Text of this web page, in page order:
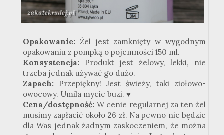
Opakowanie: Żel jest zamknięty w wygodnym
opakowaniu z pompką o pojemności 150 ml.
Konsystencja: Produkt jest żelowy, lekki, nie
trzeba jednak używać go dużo.
Zapach: Przepiękny! Jest świeży, taki ziołowo-
owocowy. Umila mycie buzi. ♥
Cena/dostępność: W cenie regularnej za ten żel
musimy zapłacić około 26 zł. Na pewno nie będzie
dla Was jednak żadnym zaskoczeniem, że można